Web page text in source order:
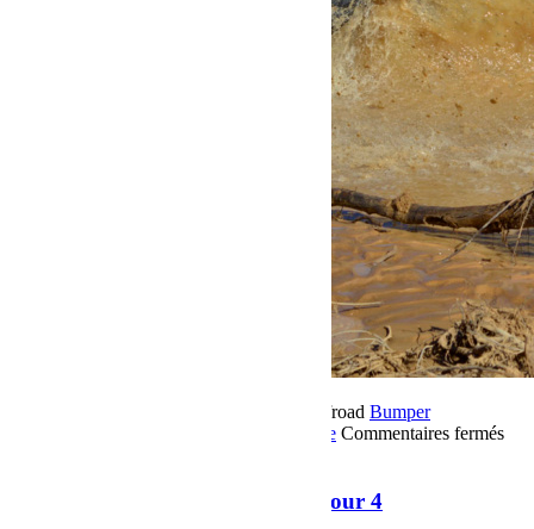
Par Martial BumperOffroad Bumper
Voyage Commentaires fermés
Raid Sahara Tour Maroc 2018 Jour 4